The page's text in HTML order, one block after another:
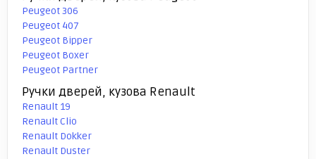
Peugeot 306
Peugeot 407
Peugeot Bipper
Peugeot Boxer
Peugeot Partner
Ручки дверей, кузова Renault
Renault 19
Renault Clio
Renault Dokker
Renault Duster